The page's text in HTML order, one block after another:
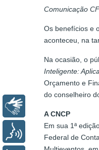
Comunicação
Os benefícios e
aconteceu, na
Na ocasião, o
Inteligente:
Orçamento e
do conselheiro
A CNCP
Em sua 1ª
Federal de